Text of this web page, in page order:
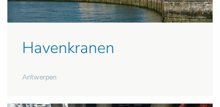
Havenkranen
Antwerpen